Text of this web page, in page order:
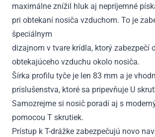
maximálne znížil hluk aj nepríjemné
pri obtekaní nosiča vzduchom. To je
špeciálnym
dizajnom v tvare krídla, ktorý zabezpečí
obtekajúceho vzduchu okolo nosiča.
Šírka profilu tyče je len 83 mm a je
príslušenstva, ktoré sa pripevňuje U
Samozrejme si nosič poradí aj s
pomocou T skrutiek.
Prístup k T-drážke zabezpečujú novo